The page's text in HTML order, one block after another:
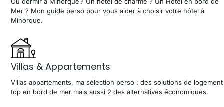
Mer ? Mon guide perso pour vous aider à choisir votre hôtel à
Minorque.
Villas & Appartements
Villas appartements, ma sélection perso : des solutions de logement
top en bord de mer mais aussi 2 des alternatives économiques.